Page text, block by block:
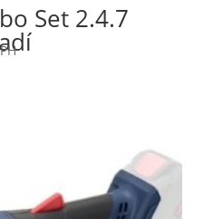
Set 2.4.7